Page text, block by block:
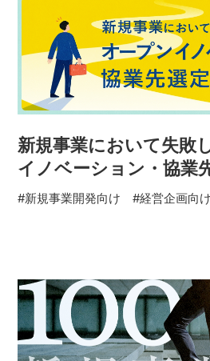
新規事業において失敗
イノベーション・協業
#新規事業開発向け #経営企画向け